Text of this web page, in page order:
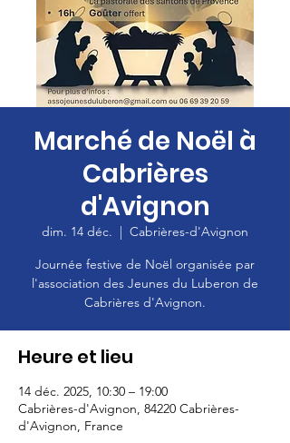
Marché de Noël à
Cabrières
d'Avignon
dim. 14 déc.
  |
Cabrières-d'Avignon
Journée festive de Noël organisée par
l'association des Jeunes du Luberon de
Cabrières d'Avignon.
Heure et lieu
14 déc. 2025, 10:30 – 19:00
Cabrières-d'Avignon, 84220 Cabrières-
d'Avignon, France